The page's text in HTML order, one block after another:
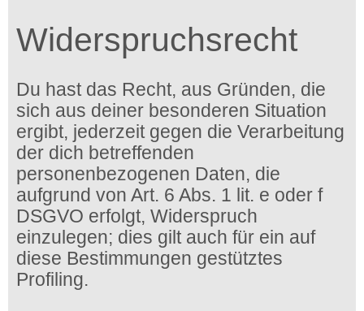
Widerspruchsrecht
Du hast das Recht, aus Gründen, die
sich aus deiner besonderen Situation
ergibt, jederzeit gegen die Verarbeitung
der dich betreffenden
personenbezogenen Daten, die
aufgrund von Art. 6 Abs. 1 lit. e oder f
DSGVO erfolgt, Widerspruch
einzulegen; dies gilt auch für ein auf
diese Bestimmungen gestütztes
Profiling.